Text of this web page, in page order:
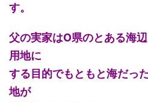
す。
父の実家はO県のとある海
用地に
する目的でもともと海だっ
地が